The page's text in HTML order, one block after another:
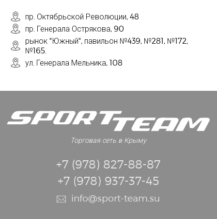
пр. Октябрьской Революции, 48
пр. Генерала Острякова, 90
рынок "Южный", павильон №439, №281, №172,
№165.
ул. Генерала Мельника, 108
Торговая сеть в Крыму
+7 (978) 827-88-87
+7 (978) 937-37-45
info@sport-team.su